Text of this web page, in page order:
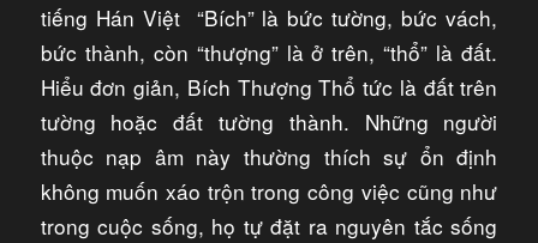
tiếng Hán Việt “Bích” là bức tường, bức vách,
bức thành, còn “thượng” là ở trên, “thổ” là đất.
Hiểu đơn giản, Bích Thượng Thổ tức là đất trên
tường hoặc đất tường thành. Những người
thuộc nạp âm này thường thích sự ổn định
không muốn xáo trộn trong công việc cũng như
trong cuộc sống, họ tự đặt ra nguyên tắc sống